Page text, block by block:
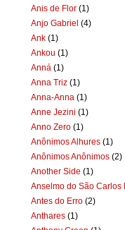
Anis de Flor (1)
Anjo Gabriel (4)
Ank (1)
Ankou (1)
Anná (1)
Anna Triz (1)
Anna-Anna (1)
Anne Jezini (1)
Anno Zero (1)
Anônimos Alhures (1)
Anônimos Anônimos (2)
Another Side (1)
Anselmo do São Carlos
Antes do Erro (2)
Anthares (1)